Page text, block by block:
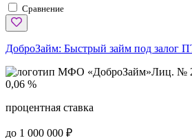
Сравнение
ДоброЗайм: Быстрый займ под залог
Лиц. №
0,06 %
процентная ставка
до 1 000 000 ₽